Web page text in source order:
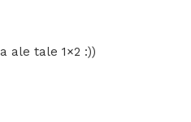
ale tale 1×2 :))